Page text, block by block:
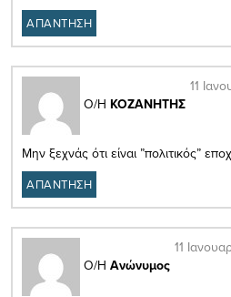
ΑΠΑΝΤΗΣΗ
Ο/Η ΚΟΖΑΝΗΤΗΣ
11
Μην ξεχνάς ότι είναι ”πολιτικός”
ΑΠΑΝΤΗΣΗ
Ο/Η Ανώνυμος
11